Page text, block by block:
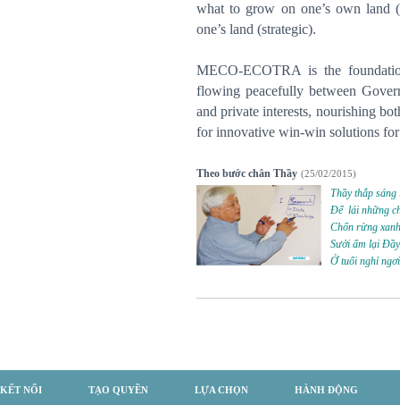
what to grow on one’s own land
one’s land (strategic).
MECO-ECOTRA is the
flowing peacefully between
and private interests, nourishing
for innovative win-win solutions
Theo bước chân Thầy (25/02/2015)
Thầy thắp
Để lái những
Chốn rừng
Sưởi ấm lại
Ở tuổi nghỉ
KẾT NỐI TẠO QUYỀN LỰA CHỌN HÀNH ĐỘNG